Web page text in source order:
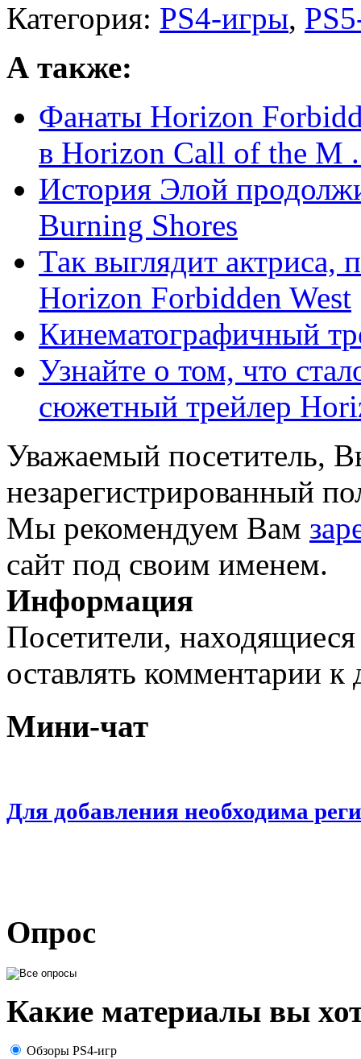
Категория: PS4-игры,
А также:
Фанаты Horizon
в Horizon Call of the M
История Элой
Burning Shores
Так выглядит актриса,
Horizon Forbidden West
Кинематографичный
Узнайте о том, что
сюжетный трейлер
Уважаемый посетитель,
незарегистрированный
Мы рекомендуем Вам
сайт под своим именем.
Информация
Посетители,
оставлять комментарии
Мини-чат
Для добавления необходима
Опрос
Какие материалы вы
Обзоры PS4-игр